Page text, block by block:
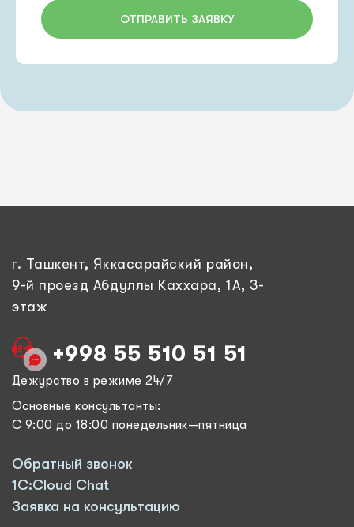
ОТПРАВИТЬ ЗАЯВКУ
г. Ташкент, Яккасарайский район,
9-й проезд Абдуллы Каххара, 1А, 3-
этаж
+998 55 510 51 51
Дежурство в режиме 24/7
Основные консультанты:
С 9:00 до 18:00 понедельник—пятница
Обратный звонок
1C:Cloud Chat
Заявка на консультацию